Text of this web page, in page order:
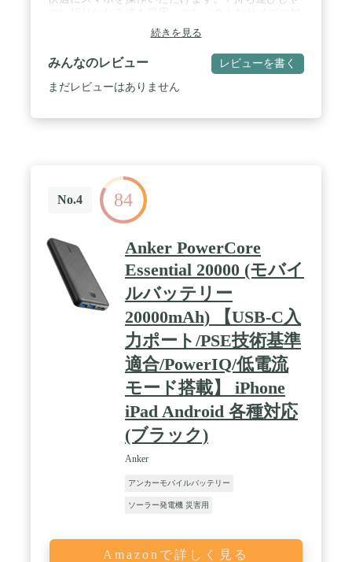
え、一体型のUSB-C端子部分は折りたたんで収納が
可能。他の荷物を傷つけないため、持ち運びにも便
利です。 / コンパクトかつパワフル：コンパクト設
計ながらスマホ約1回分の5000mAhの容量と最大
22.5Wの出力を実現。コンパクトさとパワフルさを
にケーブルを接続して充電する方法の2種類から選
んで充電することが可能です。
続きを見る
みんなのレビュー レビューを書く
まだレビューはありません
No.4 84
Anker PowerCore
Essential 20000 (モバイ
ルバッテリー
20000mAh) 【USB-C入
力ポート/PSE技術基準
適合/PowerIQ/低電流
モード搭載】 iPhone
iPad Android 各種対応
(ブラック)
Anker
アンカーモバイルバッテリー
ソーラー発電機 災害用
Amazonで詳しく見る